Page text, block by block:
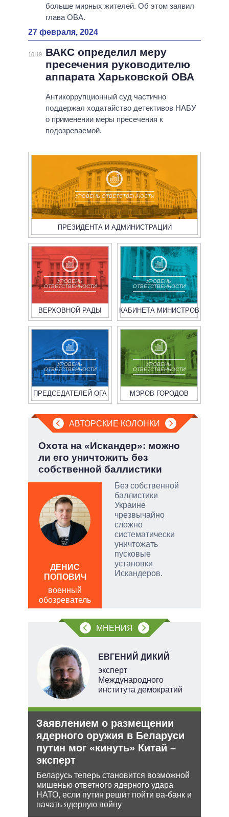
больше мирных жителей. Об этом заявил
глава ОВА.
27 февраля, 2024
10:19
ВАКС определил меру
пресечения руководителю
аппарата Харьковской ОВА
Антикоррупционный суд частично
поддержал ходатайство детективов НАБУ
о применении меры пресечения к
подозреваемой.
УРОВЕНЬ ОТВЕТСТВЕННОСТИ
ПРЕЗИДЕНТА И АДМИНИСТРАЦИИ
УРОВЕНЬ
ОТВЕТСТВЕННОСТИ
ВЕРХОВНОЙ РАДЫ
УРОВЕНЬ
ОТВЕТСТВЕННОСТИ
КАБИНЕТА МИНИСТРОВ
УРОВЕНЬ
ОТВЕТСТВЕННОСТИ
ПРЕДСЕДАТЕЛЕЙ ОГА
УРОВЕНЬ
ОТВЕТСТВЕННОСТИ
МЭРОВ ГОРОДОВ
АВТОРСКИЕ КОЛОНКИ
Охота на «Искандер»: можно
ли его уничтожить без
собственной баллистики
Без собственной
баллистики
Украине
чрезвычайно
сложно
систематически
уничтожать
пусковые
установки
Искандеров.
ДЕНИС
ПОПОВИЧ
военный
обозреватель
МНЕНИЯ
ЕВГЕНИЙ ДИКИЙ
эксперт
Международного
института демократий
Заявлением о размещении
ядерного оружия в Беларуси
путин мог «кинуть» Китай –
эксперт
Беларусь теперь становится возможной
мишенью ответного ядерного удара
НАТО, если путин решит пойти ва-банк и
начать ядерную войну